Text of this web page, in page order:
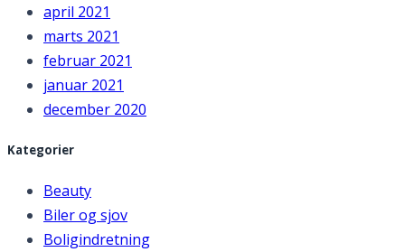
april 2021
marts 2021
februar 2021
januar 2021
december 2020
Kategorier
Beauty
Biler og sjov
Boligindretning